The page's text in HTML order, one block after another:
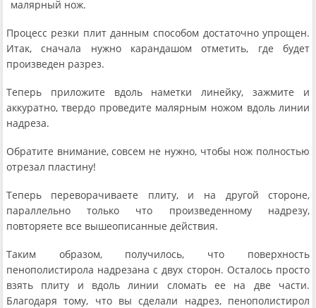
малярный нож.
Процесс резки плит данным способом достаточно упрощен.
Итак, сначала нужно карандашом отметить, где будет
произведен разрез.
Теперь приложите вдоль наметки линейку, зажмите и
аккуратно, твердо проведите малярным ножом вдоль линии
надреза.
Обратите внимание, совсем не нужно, чтобы нож полностью
отрезал пластину!
Теперь переворачиваете плиту, и на другой стороне,
параллельно только что произведенному надрезу,
повторяете все вышеописанные действия.
Таким образом, получилось, что поверхность
пенополистирола надрезана с двух сторон. Осталось просто
взять плиту и вдоль линии сломать ее на две части.
Благодаря тому, что вы сделали надрез, пенополистирол